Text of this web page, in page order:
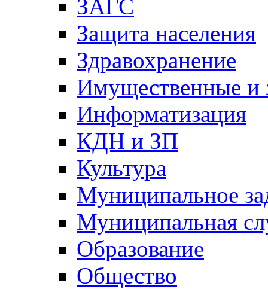
ЗАГС
Защита населения
Здравохранение
Имущественные и
Информатизация
КДН и ЗП
Культура
Муниципальное
Муниципальная
Образование
Общество